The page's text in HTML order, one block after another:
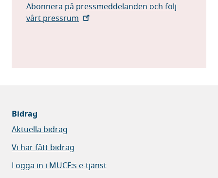
Abonnera på pressmeddelanden och följ
vårt pressrum
Bidrag
Aktuella bidrag
Vi har fått bidrag
Logga in i MUCF:s e-tjänst